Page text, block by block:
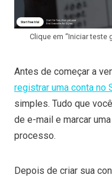
Clique em “Iniciar teste
Antes de começar a
registrar uma conta no
simples. Tudo que
de e-mail e marcar
processo.
Depois de criar sua